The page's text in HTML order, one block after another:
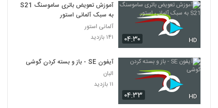
۰۴:۳۰ HD
آموزش تعویض باتری ساموسنگ S21
به سبک آلمانی استور
آلمانی استور
۱۴۱ بازدید
۰۴:۳۳ HD
آیفون SE - باز و بسته کردن گوشی
البان
۱۱ بازدید